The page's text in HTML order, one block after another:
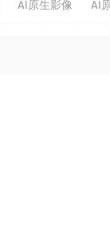
AI原生影像 AI